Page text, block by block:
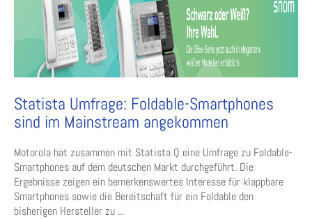
Statista Umfrage: Foldable-Smartphones
sind im Mainstream angekommen
Motorola hat zusammen mit Statista Q eine Umfrage zu Foldable-
Smartphones auf dem deutschen Markt durchgeführt. Die
Ergebnisse zeigen ein bemerkenswertes Interesse für klappbare
Smartphones sowie die Bereitschaft für ein Foldable den
bisherigen Hersteller zu ...